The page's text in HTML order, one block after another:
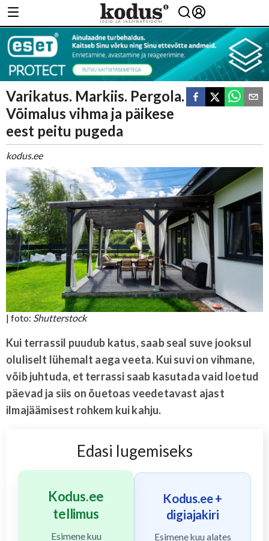
Varikatus. Markiis. Pergola.
Võimalus vihma ja päikese
eest peitu pugeda
kodus.ee
| foto: Shutterstock
Kui terrassil puudub katus, saab seal suve jooksul
oluliselt lühemalt aega veeta. Kui suvi on vihmane,
võib juhtuda, et terrassi saab kasutada vaid loetud
päevad ja siis on õuetoas veedetavast ajast
ilmajäämisest rohkem kui kahju.
Edasi lugemiseks
Kodus.ee
tellimus
Esimene kuu
Kodus.ee +
digiajakiri
Esimene kuu alates